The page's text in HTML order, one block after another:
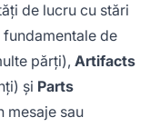
de lucru cu stări
fundamentale de
părți), Artifacts
și Parts
mesaje sau